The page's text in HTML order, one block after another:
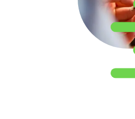
Steuertrends
Technologie-
treiben
in ganz